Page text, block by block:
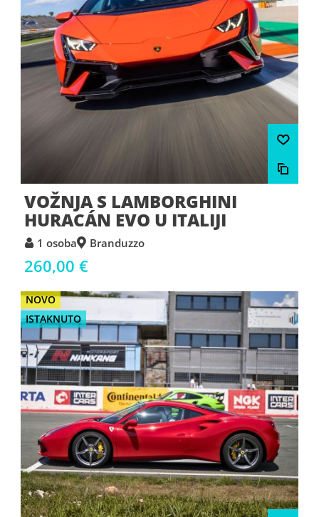
VOŽNJA S LAMBORGHINI
HURACÁN EVO U ITALIJI
1 osoba Branduzzo
260,00 €
NOVO
ISTAKNUTO